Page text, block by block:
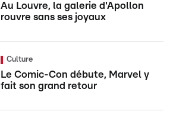
Au Louvre, la galerie d'Apollon
rouvre sans ses joyaux
Culture
Le Comic-Con débute, Marvel y
fait son grand retour